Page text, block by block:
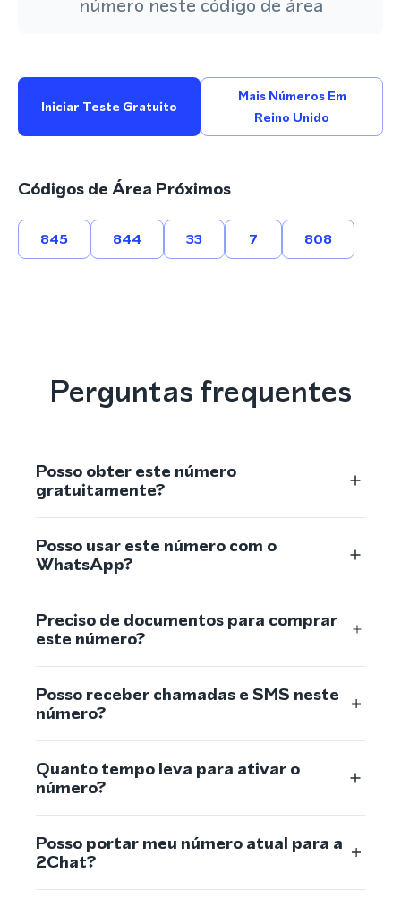
Iniciar Teste Gratuito
Mais Números Em
Reino Unido
Códigos de Área Próximos
845 844 33 7 808
Perguntas frequentes
Posso obter este número
gratuitamente?
Posso usar este número com o
WhatsApp?
Preciso de documentos para comprar
este número?
Posso receber chamadas e SMS neste
número?
Quanto tempo leva para ativar o
número?
Posso portar meu número atual para a
2Chat?